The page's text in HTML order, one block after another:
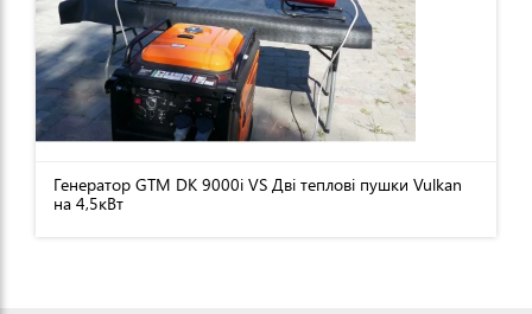
Генератор GTM DK 9000i VS Дві теплові пушки Vulkan
на 4,5кВт